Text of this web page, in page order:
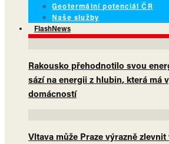
Geotermální potenciál ČR
Naše služby
FlashNews
Rakousko přehodnotilo svou
sází na energii z hlubin, která má
domácností
Vltava může Praze výrazně